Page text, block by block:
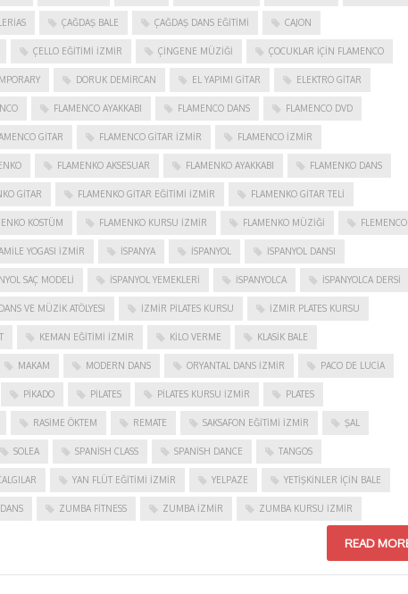
ÇAĞDAŞ BALE ÇAĞDAŞ DANS EĞITIMI CAJON
ÇELLO EĞITIMI İZMIR ÇINGENE MÜZIĞI ÇOCUKLAR IÇIN FLAMENCO
DORUK DEMIRCAN EL YAPIMI GITAR ELEKTRO GITAR
FLAMENCO AYAKKABI FLAMENCO DANS FLAMENCO DVD
GITAR FLAMENCO GITAR İZMIR FLAMENCO IZMIR
FLAMENKO AKSESUAR FLAMENKO AYAKKABI FLAMENKO DANS
GITAR FLAMENKO GITAR EĞITIMI İZMIR FLAMENKO GITAR TELI
KOSTÜM FLAMENKO KURSU İZMIR FLAMENKO MÜZIĞI FLEMENCO
YOGASI İZMIR ISPANYA İSPANYOL İSPANYOL DANSI
SAÇ MODELI İSPANYOL YEMEKLERI İSPANYOLCA İSPANYOLCA DERSI
VE MÜZIK ATÖLYESI İZMIR PILATES KURSU İZMIR PLATES KURSU
KEMAN EĞITIMI İZMIR KILO VERME KLASIK BALE
MAKAM MODERN DANS ORYANTAL DANS İZMIR PACO DE LUCIA
PIKADO PILATES PILATES KURSU İZMIR PLATES
RASIME ÖKTEM REMATE SAKSAFON EĞITIMI İZMIR ŞAL
SOLEA SPANISH CLASS SPANISH DANCE TANGOS
YAN FLÜT EĞITIMI İZMIR YELPAZE YETIŞKINLER IÇIN BALE
ZUMBA FITNESS ZUMBA İZMIR ZUMBA KURSU İZMIR
READ